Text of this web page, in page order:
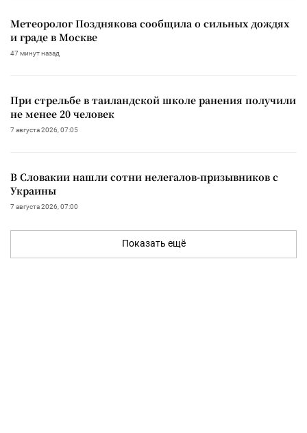
Метеоролог Позднякова сообщила о сильных дождях
и граде в Москве
47 минут назад
При стрельбе в таиландской школе ранения получили
не менее 20 человек
7 августа 2026, 07:05
В Словакии нашли сотни нелегалов-призывников с
Украины
7 августа 2026, 07:00
Показать ещё